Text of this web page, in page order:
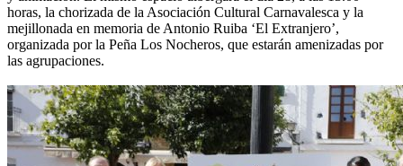
horas, la chorizada de la Asociación Cultural Carnavalesca y la
mejillonada en memoria de Antonio Ruiba ‘El Extranjero’,
organizada por la Peña Los Nocheros, que estarán amenizadas por
las agrupaciones.